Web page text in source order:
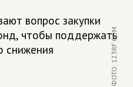
вопрос закупки
чтобы поддержать
снижения
ФОТО: 123RF.COM